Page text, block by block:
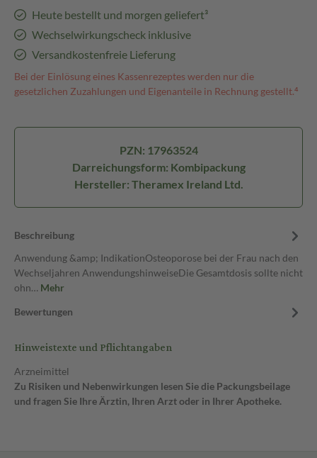
Heute bestellt und morgen geliefert³
Wechselwirkungscheck inklusive
Versandkostenfreie Lieferung
Bei der Einlösung eines Kassenrezeptes werden nur die
gesetzlichen Zuzahlungen und Eigenanteile in Rechnung gestellt.⁴
PZN: 17963524
Darreichungsform: Kombipackung
Hersteller: Theramex Ireland Ltd.
Beschreibung
Anwendung &amp; IndikationOsteoporose bei der Frau nach den
Wechseljahren AnwendungshinweiseDie Gesamtdosis sollte nicht
ohn… Mehr
Bewertungen
Hinweistexte und Pflichtangaben
Arzneimittel
Zu Risiken und Nebenwirkungen lesen Sie die Packungsbeilage
und fragen Sie Ihre Ärztin, Ihren Arzt oder in Ihrer Apotheke.